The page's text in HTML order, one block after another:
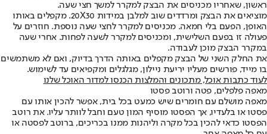
ראשון, שאחריו מכניסים את הבצק למקרר למשך חצי שעה.
מוציאים את הבצק ומרדדים שוב למלבן במידות 20X30. מקפלים באותו
האופן, הפעם בלי חמאה. מכניסים למקרר לחצי שעה נוספת. חוזרים על
פעולה זו בפעם השלישית, ומכניסים למקרר לשעה לפחות. אחרי שעה
במקרר הבצק מוכן לעבודה.
את החלק השני של הבצק מקפלים באותה הדרך בדיוק, ואם לא משתמשים
בו מייד, פורשים מעליו יריעת ניילון, מגלגלים ומקפיאים עד לשימוש.
לעוד כתבות אוכל, מתכונים והמלצות הכנסו למדור האוכל שלנו
מאפה פלפלים, פטה ורוטב פסטו
מאפה מושלם עם חומרים שיש כמעט בכל בית, אפשר להכין אותו עם
פסטו או בלעדיו, אך הפסטו מוסיף המון טעם וחבל לוותר עליו. את רוטב
הפסטו כדאי להכין בכל מקרה וליהנות ממנו בכריכים, ברוטב לפסטה או